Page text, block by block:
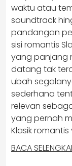
waktu atau
soundtrack
pandangan
sisi romantis
yang panjang
datang tak
ubah
sederhana
relevan
yang pernah
Klasik
BACA